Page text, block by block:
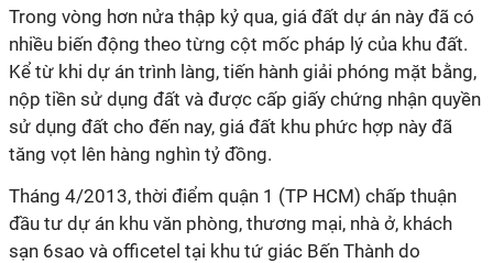
Trong vòng hơn nửa thập kỷ qua, giá đất dự án này đã có
nhiều biến động theo từng cột mốc pháp lý của khu đất.
Kể từ khi dự án trình làng, tiến hành giải phóng mặt bằng,
nộp tiền sử dụng đất và được cấp giấy chứng nhận quyền
sử dụng đất cho đến nay, giá đất khu phức hợp này đã
tăng vọt lên hàng nghìn tỷ đồng.
Tháng 4/2013, thời điểm quận 1 (TP HCM) chấp thuận
đầu tư dự án khu văn phòng, thương mại, nhà ở, khách
sạn 6sao và officetel tại khu tứ giác Bến Thành do